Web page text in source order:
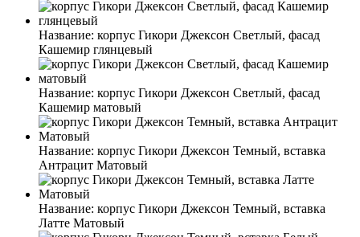
Название: корпус Гикори Джексон Светлый, фасад
Кашемир глянцевый
Название: корпус Гикори Джексон Светлый, фасад
Кашемир матовый
Название: корпус Гикори Джексон Темный, вставка
Антрацит Матовый
Название: корпус Гикори Джексон Темный, вставка
Латте Матовый